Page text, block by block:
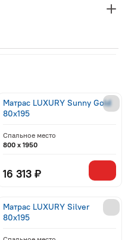
Матрас LUXURY Sunny Gold
80x195
Спальное место
800 x 1950
16 313 ₽
Матрас LUXURY Silver
80x195